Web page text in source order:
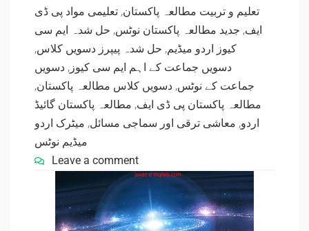
تعلیم و تربیت مطالعہ پاکستان, تعلیمی مواد پی ڈی
ایف, جدید مطالعہ پاکستان نوٹس, حل شدہ ایم سی
کیوز اردو میڈیم, حل شدہ پیپرز دسویں کلاس,
دسویں جماعت کے اہم ایم سی کیوز , دسویں
جماعت کے نوٹس, دسویں کلاس مطالعہ پاکستان,
مطالعہ پاکستان پی ڈی ایف, مطالعہ پاکستان گائیڈ
اردو, معاشی ترقی اور سماجی مسائل, میٹرک اردو
میڈیم نوٹس
Leave a comment